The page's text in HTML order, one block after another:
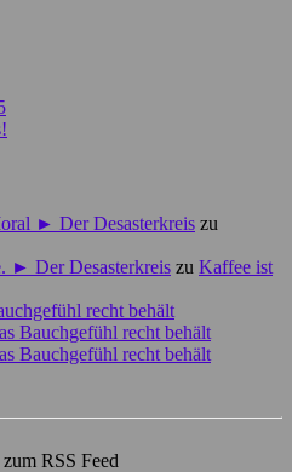
► Der Desasterkreis zu
► Der Desasterkreis zu Kaffee ist
recht behält
Bauchgefühl recht behält
Bauchgefühl recht behält
RSS Feed